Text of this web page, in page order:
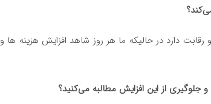
دارد در حالیکه ما هر روز شاهد افزایش هزینه ها و
جلوگیری از این افزایش مطالبه می‌کنید؟